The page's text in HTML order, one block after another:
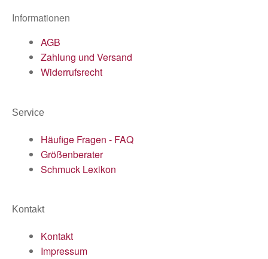
Informationen
AGB
Zahlung und Versand
Widerrufsrecht
Service
Häufige Fragen - FAQ
Größenberater
Schmuck Lexikon
Kontakt
Kontakt
Impressum